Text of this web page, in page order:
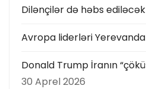
Dilənçilər də həbs ediləcək
Avropa liderləri Yerevanda
Donald Trump İranın
30 Aprel 2026